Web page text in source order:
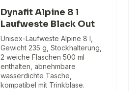
Dynafit Alpine 8 l
Laufweste Black Out
Unisex-Laufweste Alpine 8 l,
Gewicht 235 g, Stockhalterung,
2 weiche Flaschen 500 ml
enthalten, abnehmbare
wasserdichte Tasche,
kompatibel mit Trinkblase.